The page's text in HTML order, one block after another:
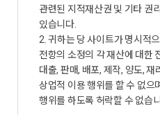
관련된 지적재산권 및 기타 권
있습니다.
2. 귀하는 당 사이트가 명시적
전항의 소정의 각 재산에 대한
대출, 판매, 배포, 제작, 양도,
상업적 이용 행위를 할 수 없으
행위를 하도록 허락할 수 없습